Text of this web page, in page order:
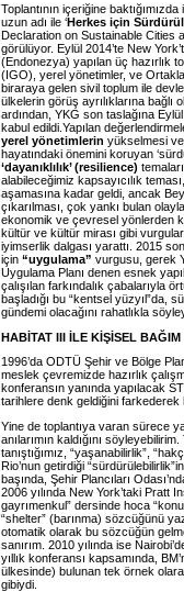
Toplantının içeriğine
uzun adı ile ‘Herkes için
Declaration on Sustainable Cities
görülüyor. Eylül 2014’te New
(Endonezya) yapılan üç hazırlık
(IGO), yerel yönetimler, ve
biraraya gelen sivil toplum ile
ülkelerin görüş ayrılıklarına
ardından, YKG son taslağına
kabul edildi.Yapılan
yerel yönetimlerin yükselmesi
hayatındaki önemini koruyan
‘dayanıklılık’ (resilience)
alabileceğimiz kapsayıcılık
aşamasına kadar geldi, ancak
çıkarılması, çok yankı bulan
ekonomik ve çevresel yönlerden
kültür ve kültür mirası gibi
iyimserlik dalgası yarattı. 2015
için “uygulama” vurgusu, gerek
Uygulama Planı denen esnek
çalışılan farkındalık çabalarıyla
başladığı bu “kentsel yüzyıl”da,
gündemi olacağını rahatlıkla
HABİTAT III İLE KİŞİSEL BAĞIM
1996’da ODTÜ Şehir ve Bölge
meslek çevremizde hazırlık
konferansın yanında yapılacak
tarihlere denk geldiğini farkederek
Yine de toplantıya varan sürece
anılarımın kaldığını
tanıştığımız, “yaşanabilirlik”,
Rio’nun getirdiği
başında, Şehir Plancıları
2006 yılında New York’taki Pratt
gayrımenkul” dersinde hoca
“shelter” (barınma) sözcüğünü
otomatik olarak bu sözcüğün
sanırım. 2010 yılında ise
yıllık konferansı kapsamında,
ülkesinde) bulunan tek örnek
gibiydi.